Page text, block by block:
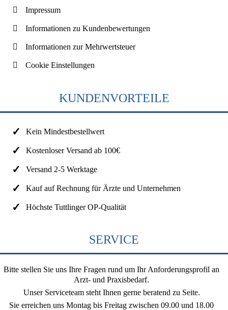
Impressum
Informationen zu Kundenbewertungen
Informationen zur Mehrwertsteuer
Cookie Einstellungen
KUNDENVORTEILE
Kein Mindestbestellwert
Kostenloser Versand ab 100€
Versand 2-5 Werktage
Kauf auf Rechnung für Ärzte und Unternehmen
Höchste Tuttlinger OP-Qualität
SERVICE
Bitte stellen Sie uns Ihre Fragen rund um Ihr Anforderungsprofil an
Arzt- und Praxisbedarf.
Unser Serviceteam steht Ihnen gerne beratend zu Seite.
Sie erreichen uns Montag bis Freitag zwischen 09.00 und 18.00